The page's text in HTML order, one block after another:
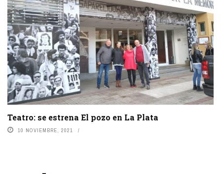
Teatro: se estrena El pozo en La Plata
10 NOVIEMBRE, 2021